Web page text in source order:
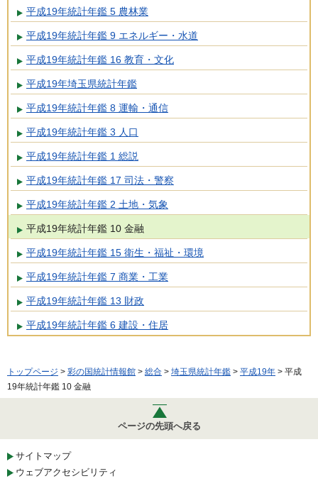
平成19年統計年鑑 5 農林業
平成19年統計年鑑 9 エネルギー・水道
平成19年統計年鑑 16 教育・文化
平成19年埼玉県統計年鑑
平成19年統計年鑑 8 運輸・通信
平成19年統計年鑑 3 人口
平成19年統計年鑑 1 総説
平成19年統計年鑑 17 司法・警察
平成19年統計年鑑 2 土地・気象
平成19年統計年鑑 10 金融
平成19年統計年鑑 15 衛生・福祉・環境
平成19年統計年鑑 7 商業・工業
平成19年統計年鑑 13 財政
平成19年統計年鑑 6 建設・住居
トップページ > 彩の国統計情報館 > 総合 > 埼玉県統計年鑑 > 平成19年 > 平成
19年統計年鑑 10 金融
ページの先頭へ戻る
サイトマップ
ウェブアクセシビリティ